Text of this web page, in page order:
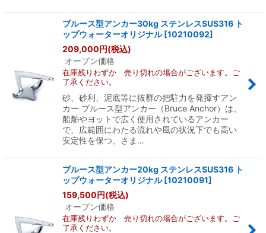
ブルース型アンカー30kg ステンレスSUS316 ト
ップウォーターオリジナル [10210092]
209,000円(税込)
オープン価格
在庫残りわずか 売り切れの場合がございます。ご
了承ください。
砂、砂利、泥底等に抜群の把駐力を発揮すアン
カー ブルース型アンカー（Bruce Anchor）は、
船舶やヨットで広く使用されているアンカー
で、広範囲にわたる流れや風の状況下でも高い
安定性を保つ、さま…
ブルース型アンカー20kg ステンレスSUS316 ト
ップウォーターオリジナル [10210091]
159,500円(税込)
オープン価格
在庫残りわずか 売り切れの場合がございます。ご
了承ください。